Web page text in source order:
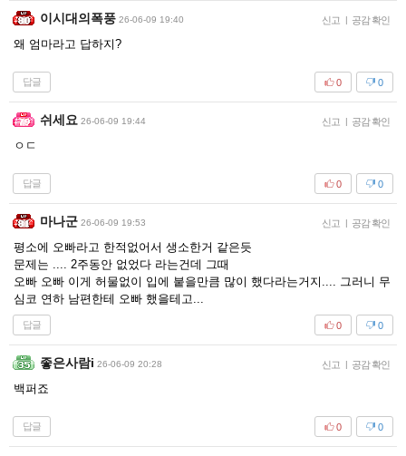
이시대의폭풍 26-06-09 19:40 신고 | 공감 확인
왜 엄마라고 답하지?
답글 0
0
쉬세요 26-06-09 19:44 신고 | 공감 확인
ㅇㄷ
답글 0
0
마나군 26-06-09 19:53 신고 | 공감 확인
평소에 오빠라고 한적없어서 생소한거 같은듯
문제는 .... 2주동안 없었다 라는건데 그때
오빠 오빠 이게 허물없이 입에 붙을만큼 많이 했다라는거지.... 그러니 무
심코 연하 남편한테 오빠 했을테고...
답글 0
0
좋은사람i 26-06-09 20:28 신고 | 공감 확인
백퍼죠
답글 0
0